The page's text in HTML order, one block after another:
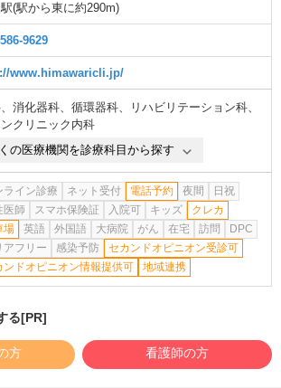
(駅から東に約290m)
9629
www.himawaricli.jp/
、 消化器科、 循環器科、 リハビリテーション科、
クリニック内科
の医療機関を診療科目から探す
ライン診療 ネット受付 電話予約 夜間
日祝
医師
スマホ保険証 入院可 キッズ
クレカ
場
英語 外国語 大病院 がん 在宅 訪問
DPC
アフリー
感染予防
セカンドオピニオン受診可
ンドオピニオン情報提供可
地域連携
る[PR]
方 看護師の方